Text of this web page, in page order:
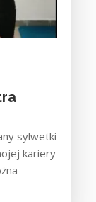
sylwetki
kariery